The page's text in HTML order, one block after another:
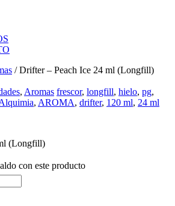
/ Drifter – Peach Ice 24 ml (Longfill)
, Aromas frescor, longfill, hielo, pg,
, AROMA, drifter, 120 ml, 24 ml
(Longfill)
con este producto